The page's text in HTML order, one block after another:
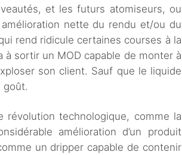
et les futurs atomiseurs, ou
nette du rendu et/ou du
rend ridicule certaines courses à la
sortir un MOD capable de monter à
son client. Sauf que le liquide
goût.
révolution technologique, comme la
amélioration d’un produit
un dripper capable de contenir